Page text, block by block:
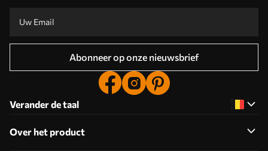
Abonneer op onze nieuwsbrief
Verander de taal
Over het product